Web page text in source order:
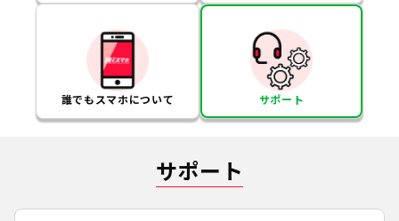
誰でもスマホについて サポート
サポート